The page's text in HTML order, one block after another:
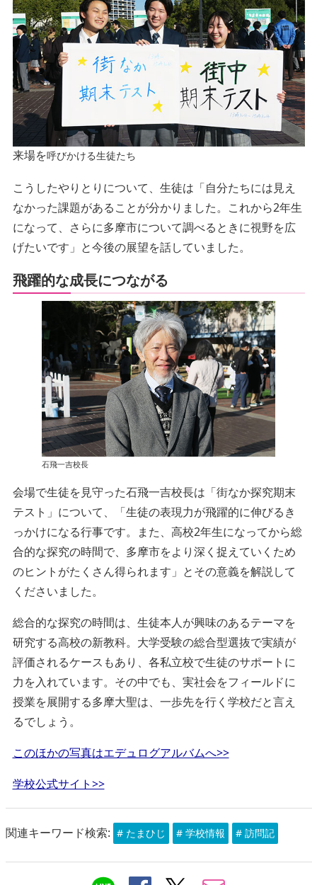
来場を呼びかける生徒たち
こうしたやりとりについて、生徒は「自分たちには見え
なかった課題があることが分かりました。これから2年生
になって、さらに多摩市について調べるときに視野を広
げたいです」と今後の展望を話していました。
飛躍的な成長につながる
石飛一吉校長
会場で生徒を見守った石飛一吉校長は「街なか探究期末
テスト」について、「生徒の表現力が飛躍的に伸びるき
っかけになる行事です。また、高校2年生になってから総
合的な探究の時間で、多摩市をより深く捉えていくため
のヒントがたくさん得られます」とその意義を解説して
くださいました。
総合的な探究の時間は、生徒本人が興味のあるテーマを
研究する高校の新教科。大学受験の総合型選抜で実績が
評価されるケースもあり、各私立校で生徒のサポートに
力を入れています。その中でも、実社会をフィールドに
授業を展開する多摩大聖は、一歩先を行く学校だと言え
るでしょう。
このほかの写真はエデュログアルバムへ>>
学校公式サイト>>
関連キーワード検索: # たまひじ # 学校情報 # 訪問記